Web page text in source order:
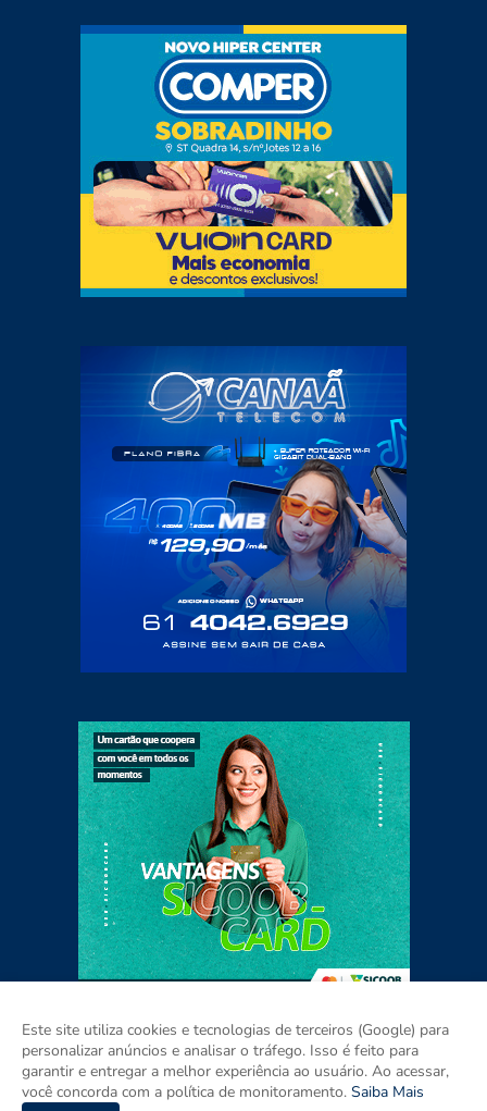
Home Sobre Contato Mídia Kit
Este site utiliza cookies e tecnologias de terceiros (Google) para
personalizar anúncios e analisar o tráfego. Isso é feito para
garantir e entregar a melhor experiência ao usuário. Ao acessar,
você concorda com a política de monitoramento. Saiba Mais